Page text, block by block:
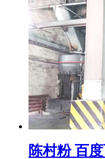
陈村粉 百